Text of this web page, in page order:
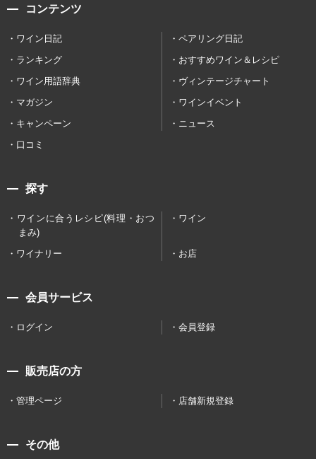
コンテンツ
ワイン日記
ペアリング日記
ランキング
おすすめワイン＆レシピ
ワイン用語辞典
ヴィンテージチャート
マガジン
ワインイベント
キャンペーン
ニュース
口コミ
探す
ワインに合うレシピ(料理・おつ
まみ)
ワイン
ワイナリー お店
会員サービス
ログイン 会員登録
販売店の方
管理ページ 店舗新規登録
その他